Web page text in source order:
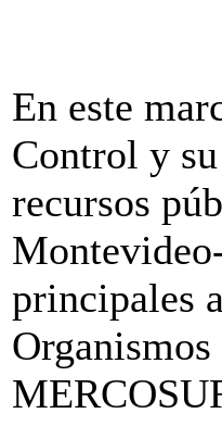
En este
Control y
recursos
principales